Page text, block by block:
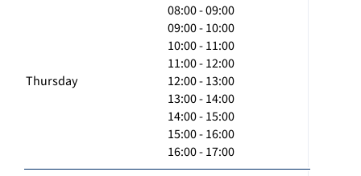
Thursday
08:00 - 09:00
09:00 - 10:00
10:00 - 11:00
11:00 - 12:00
12:00 - 13:00
13:00 - 14:00
14:00 - 15:00
15:00 - 16:00
16:00 - 17:00